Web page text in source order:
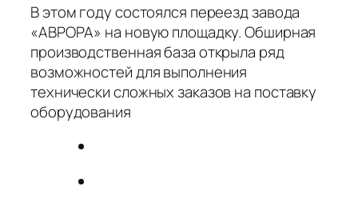
В этом году состоялся переезд завода
«АВРОРА» на новую площадку. Обширная
производственная база открыла ряд
возможностей для выполнения
технически сложных заказов на поставку
оборудования